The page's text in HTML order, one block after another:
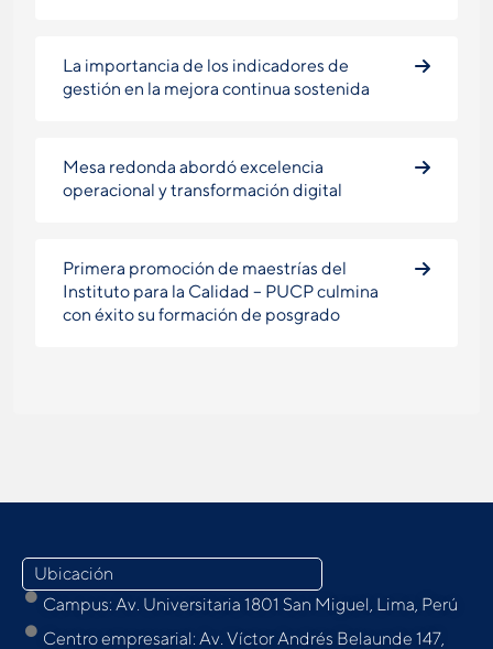
La importancia de los indicadores de
gestión en la mejora continua sostenida
Mesa redonda abordó excelencia
operacional y transformación digital
Primera promoción de maestrías del
Instituto para la Calidad – PUCP culmina
con éxito su formación de posgrado
Ubicación
Campus: Av. Universitaria 1801 San Miguel, Lima, Perú
Centro empresarial: Av. Víctor Andrés Belaunde 147,